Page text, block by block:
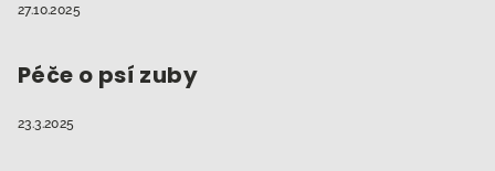
27.10.2025
Péče o psí zuby
23.3.2025